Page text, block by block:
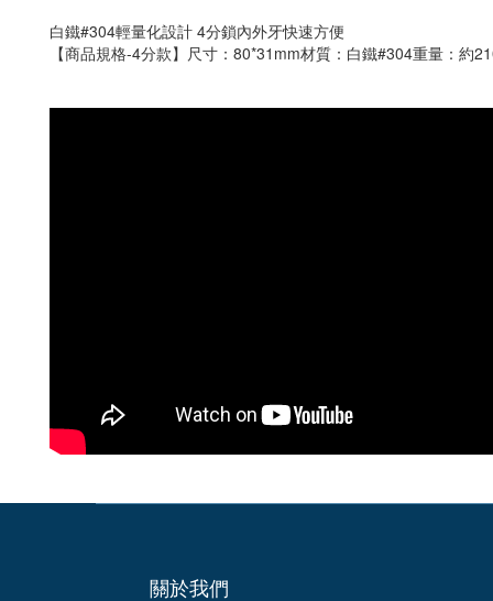
白鐵#304輕量化設計 4分鎖內外牙快速方便
【商品規格-4分款】尺寸：80*31mm材質：白鐵#304重量：約
關於我們